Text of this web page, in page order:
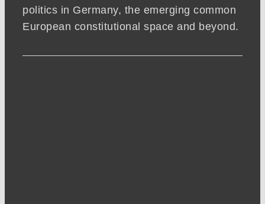
politics in Germany, the emerging common
European constitutional space and beyond.